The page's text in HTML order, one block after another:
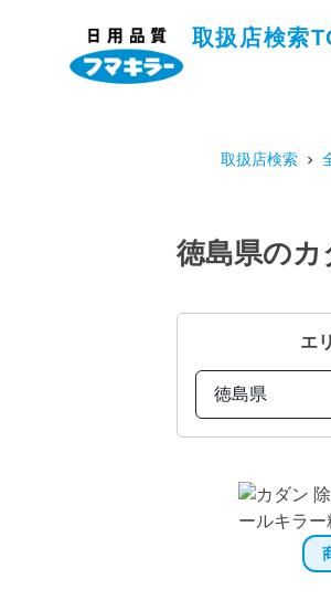
取扱店検索
取扱店検索
徳島県の
エ
徳島県